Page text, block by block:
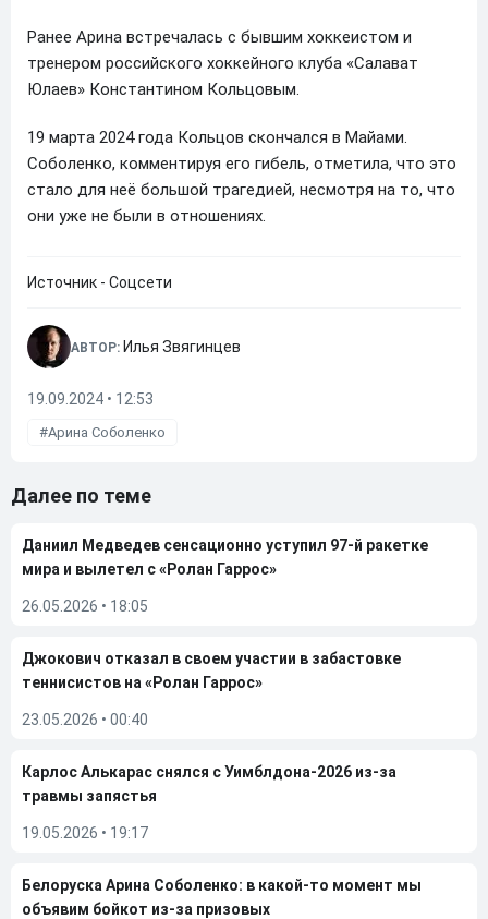
Ранее Арина встречалась с бывшим хоккеистом и
тренером российского хоккейного клуба «Салават
Юлаев» Константином Кольцовым.
19 марта 2024 года Кольцов скончался в Майами.
Соболенко, комментируя его гибель, отметила, что это
стало для неё большой трагедией, несмотря на то, что
они уже не были в отношениях.
Источник - Соцсети
АВТОР: Илья Звягинцев
19.09.2024 • 12:53
Арина Соболенко
Далее по теме
Даниил Медведев сенсационно уступил 97-й ракетке
мира и вылетел с «Ролан Гаррос»
26.05.2026 • 18:05
Джокович отказал в своем участии в забастовке
теннисистов на «Ролан Гаррос»
23.05.2026 • 00:40
Карлос Алькарас снялся с Уимблдона-2026 из-за
травмы запястья
19.05.2026 • 19:17
Белоруска Арина Соболенко: в какой-то момент мы
объявим бойкот из-за призовых